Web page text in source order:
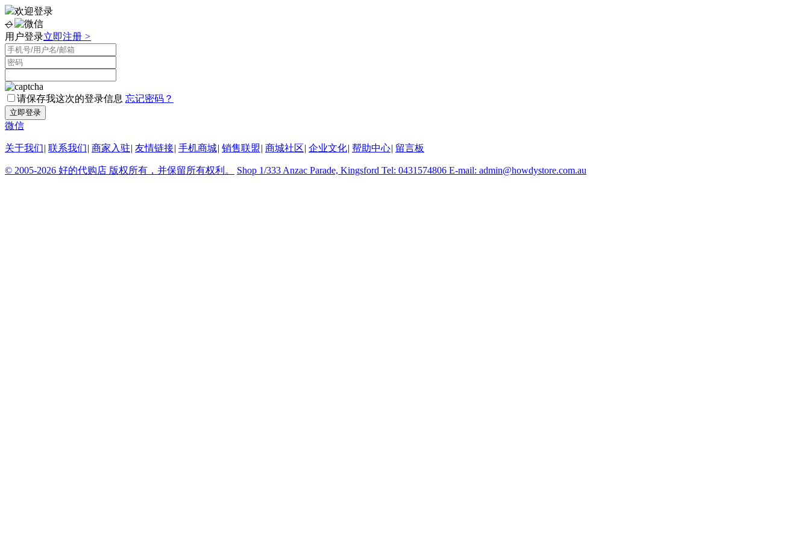
欢迎登录
◇
用户登录立即注册 >
请保存我这次的登录信息 忘记密码？
微信
关于我们| 联系我们| 商家入驻| 友情链接| 手机商城| 销售联盟| 商城社区| 企业文化| 帮助中心| 留言板
© 2005-2026 好的代购店 版权所有，并保留所有权利。 Shop 1/333 Anzac Parade, Kingsford Tel: 0431574806 E-mail: admin@howdystore.com.au